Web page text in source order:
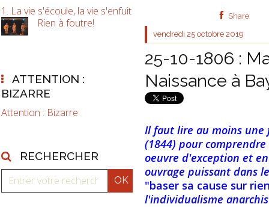
1. La vie s'écoule, la vie s'enfuit
Rien à foutre!
ATTENTION :
BIZARRE
Attention : Bizarre
RECHERCHER
Share
vendredi 25 octobre 2019
25-10-1806 :
Naissance à
Il faut lire au moins une
(1844) pour
oeuvre d'exception et
ouvrage puissant dans
"baser sa cause sur
l'individualisme